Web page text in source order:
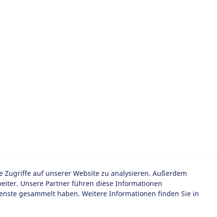
auf unserer Website zu analysieren. Außerdem
Unsere Partner führen diese Informationen
gesammelt haben. Weitere Informationen finden Sie in